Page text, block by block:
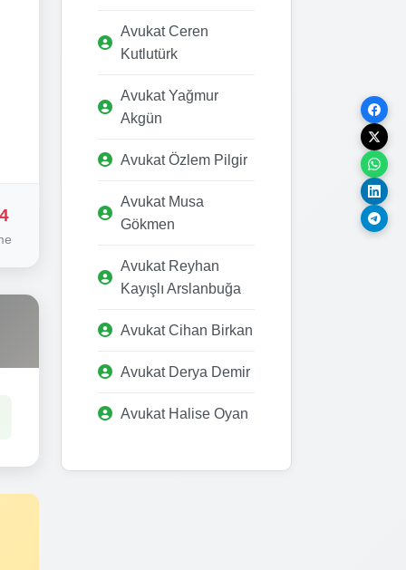
Avukat Ceren
Kutlutürk
Avukat Yağmur
Akgün
Avukat Özlem Pilgir
Avukat Musa
Gökmen
Avukat Reyhan
Kayışlı Arslanbuğa
Avukat Cihan Birkan
Avukat Derya Demir
Avukat Halise Oyan